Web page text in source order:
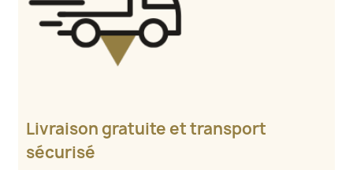
Livraison gratuite et transport
sécurisé